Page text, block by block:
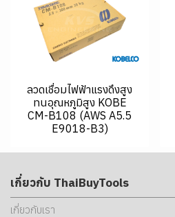
ลวดเชื่อมไฟฟ้าแรงดึงสูง
ทนอุณหภูมิสูง KOBE
CM-B108 (AWS A5.5
E9018-B3)
เกี่ยวกับ ThaiBuyTools
เกี่ยวกับเรา